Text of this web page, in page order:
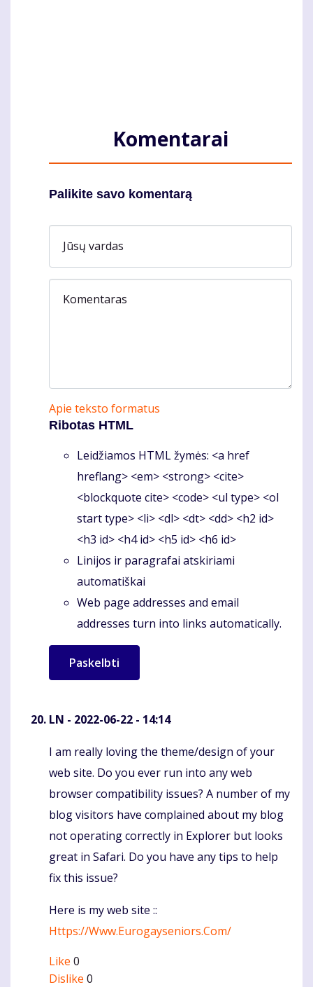
Komentarai
Palikite savo komentarą
Jūsų vardas
Komentaras
Apie teksto formatus
Ribotas HTML
Leidžiamos HTML žymės: <a href
hreflang> <em> <strong> <cite>
<blockquote cite> <code> <ul type> <ol
start type> <li> <dl> <dt> <dd> <h2 id>
<h3 id> <h4 id> <h5 id> <h6 id>
Linijos ir paragrafai atskiriami
automatiškai
Web page addresses and email
addresses turn into links automatically.
LN - 2022-06-22 - 14:14
Komentaras
I am really loving the theme/design of your
web site. Do you ever run into any web
browser compatibility issues? A number of my
blog visitors have complained about my blog
not operating correctly in Explorer but looks
great in Safari. Do you have any tips to help
fix this issue?
Here is my web site ::
Https://Www.Eurogayseniors.Com/
Like 0
Dislike 0